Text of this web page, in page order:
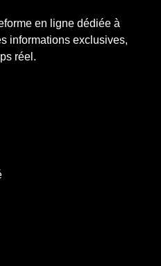
en ligne dédiée à
informations exclusives,
réel.